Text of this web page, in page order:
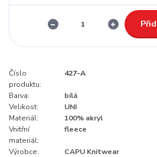
Číslo
produktu:
427-A
Barva:
bílá
Velikost:
UNI
Materiál:
100% akryl
Vnitřní
materiál:
fleece
Výrobce:
CAPU Knitwear